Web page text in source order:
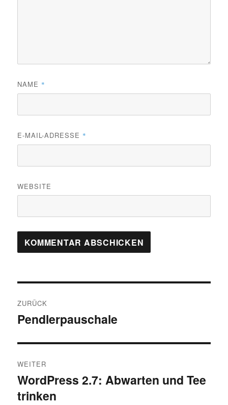
NAME *
E-MAIL-ADRESSE *
WEBSITE
ZURÜCK
Vorheriger
Pendlerpauschale
WEITER
Nächster
Beitrag:
WordPress 2.7: Abwarten und Tee
trinken